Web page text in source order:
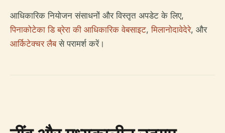
आधिकारिक नियोजन संसाधनों और विस्तृत अपडेट के लिए,
पिनाकोटेका डि ब्रेरा की आधिकारिक वेबसाइट,मिलानोदावेदेरे, और
आर्किटेक्चर लैबसे परामर्श करें।